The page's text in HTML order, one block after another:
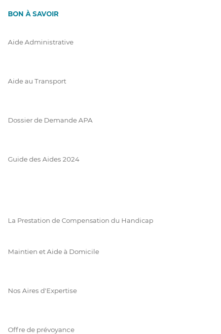
BON À SAVOIR
Aide Administrative
Aide au Transport
Dossier de Demande APA
Guide des Aides 2024
La Prestation de Compensation du Handicap
Maintien et Aide à Domicile
Nos Aires d'Expertise
Offre de prévoyance